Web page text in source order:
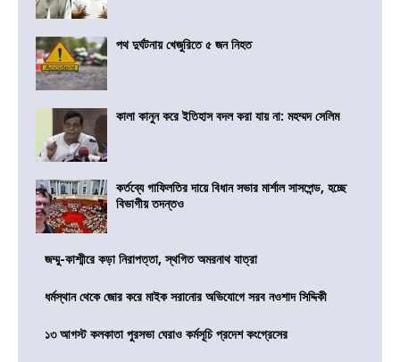
পথ দুর্ঘটনায় খেজুরিতে ৫ জন নিহত
কালা কানুন করে ইতিহাস বদল করা যায় না: মহম্মদ সেলিম
কর্তব্যে গাফিলতির দায়ে বিধান সভার মার্শাল সাসপেন্ড, হচ্ছে
বিভাগীয় তদন্তও
জম্মু-কাশ্মীরে কড়া নিরাপত্তা, স্থগিত অমরনাথ যাত্রা
ধর্মস্থান থেকে জোর করে মাইক সরানোর অভিযোগে সরব নওশাদ সিদ্দিকী
১৩ আগস্ট কলকাতা পুরসভা ঘেরাও কর্মসূচি প্রদেশ কংগ্রেসের